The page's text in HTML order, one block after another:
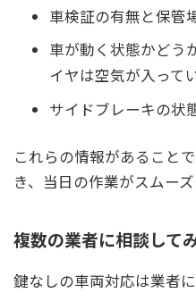
車検証の有無と保管
車が動く状態かどう
イヤは空気が入って
サイドブレーキの状
これらの情報があること
き、当日の作業がスムーズ
複数の業者に相談して
鍵なしの車両対応は業者